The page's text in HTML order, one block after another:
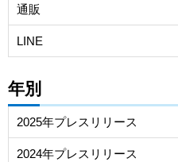
通販
LINE
年別
2025年プレスリリース
2024年プレスリリース